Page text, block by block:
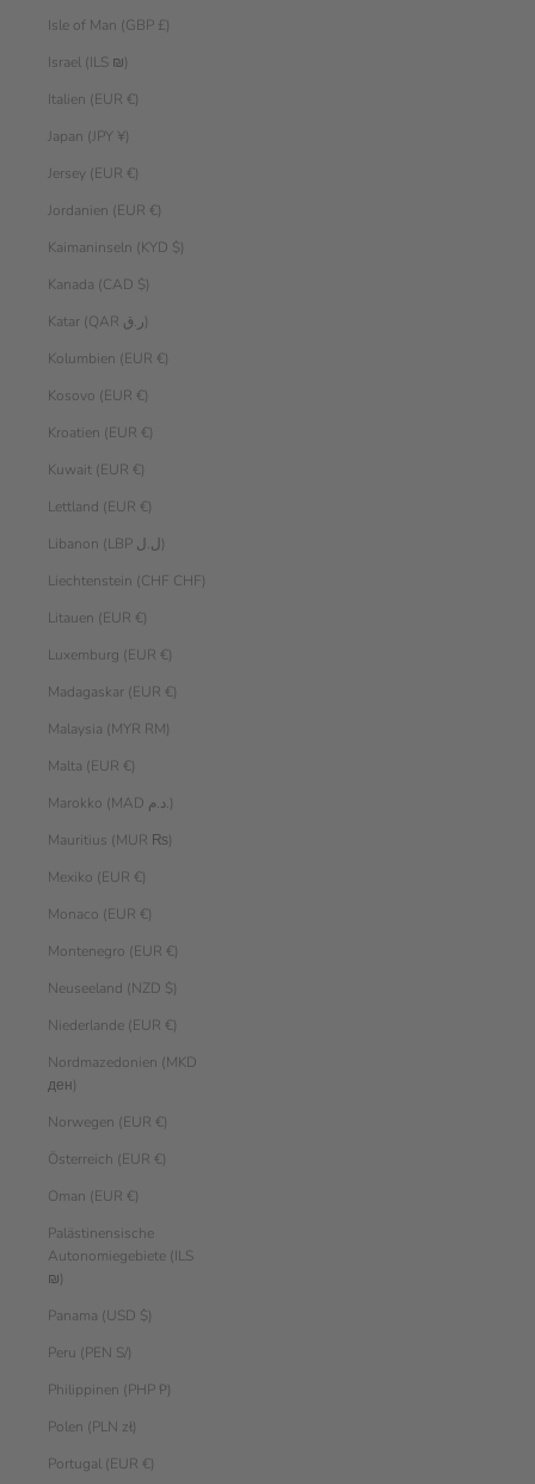
Isle of Man (GBP £)
Israel (ILS ₪)
Italien (EUR €)
Japan (JPY ¥)
Jersey (EUR €)
Jordanien (EUR €)
Kaimaninseln (KYD $)
Kanada (CAD $)
Katar (QAR ر.ق)
Kolumbien (EUR €)
Kosovo (EUR €)
Kroatien (EUR €)
Kuwait (EUR €)
Lettland (EUR €)
Libanon (LBP ل.ل)
Liechtenstein (CHF CHF)
Litauen (EUR €)
Luxemburg (EUR €)
Madagaskar (EUR €)
Malaysia (MYR RM)
Malta (EUR €)
Marokko (MAD د.م.)
Mauritius (MUR ₨)
Mexiko (EUR €)
Monaco (EUR €)
Montenegro (EUR €)
Neuseeland (NZD $)
Niederlande (EUR €)
Nordmazedonien (MKD
ден)
Norwegen (EUR €)
Österreich (EUR €)
Oman (EUR €)
Palästinensische
Autonomiegebiete (ILS
₪)
Panama (USD $)
Peru (PEN S/)
Philippinen (PHP ₱)
Polen (PLN zł)
Portugal (EUR €)